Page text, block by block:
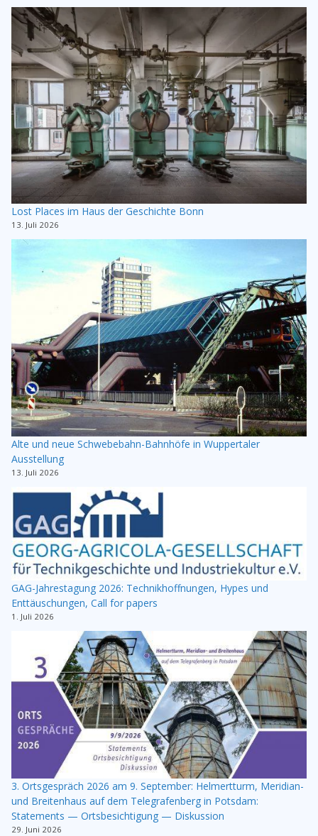
Lost Places im Haus der Geschichte Bonn
13. Juli 2026
Alte und neue Schwebebahn-Bahnhöfe in Wuppertaler
Ausstellung
13. Juli 2026
GAG-Jahrestagung 2026: Technikhoffnungen, Hypes und
Enttäuschungen, Call for papers
1. Juli 2026
3. Ortsgespräch 2026 am 9. September: Helmertturm, Meridian-
und Breitenhaus auf dem Telegrafenberg in Potsdam:
Statements — Ortsbesichtigung — Diskussion
29. Juni 2026